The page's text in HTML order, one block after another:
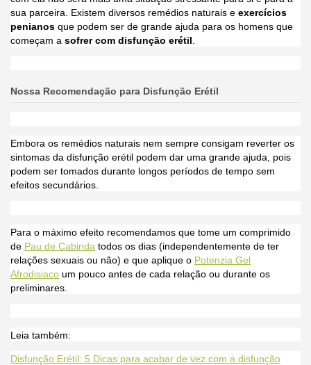
sua parceira. Existem diversos remédios naturais e exercícios
penianosque podem ser de grande ajuda para os homens que
começam a sofrer com disfunção erétil
Nossa Recomendação para Disfunção Erétil
Embora os remédios naturais nem sempre consigam reverter os
sintomas da disfunção erétil podem dar uma grande ajuda, pois
podem ser tomados durante longos períodos de tempo sem
efeitos secundários.
Para o máximo efeito recomendamos que tome um comprimido
de Pau de Cabinda todos os dias (independentemente de ter
relações sexuais ou não) e que aplique o Potenzia Gel
Afrodisiacoum pouco antes de cada relação ou durante os
preliminares.
Leia também:
Disfunção Erétil: 5 Dicas para acabar de vez com a disfunção